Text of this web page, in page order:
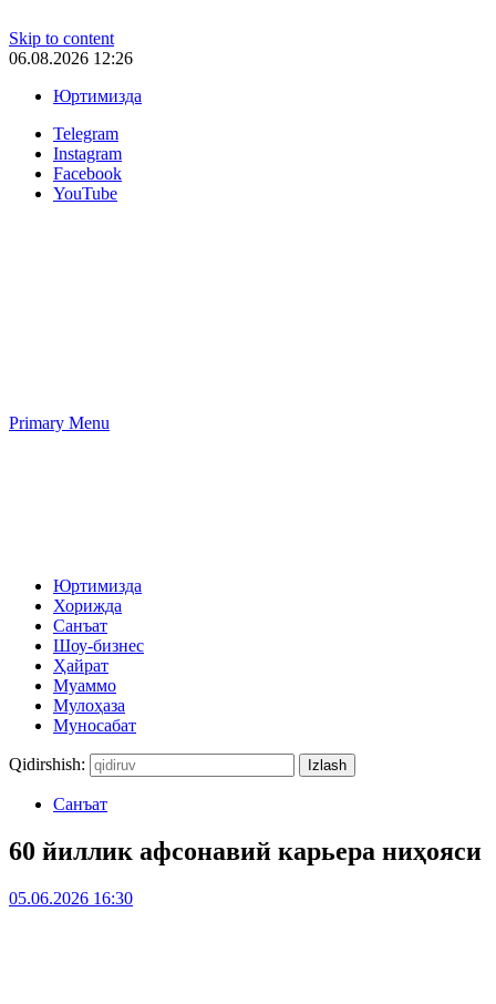
Skip to content
06.08.2026 12:26
Юртимизда
Telegram
Instagram
Facebook
YouTube
Primary Menu
Юртимизда
Хорижда
Санъат
Шоу-бизнес
Ҳайрат
Муаммо
Мулоҳаза
Муносабат
Qidirshish:
Санъат
60 йиллик афсонавий карьера ниҳояси
05.06.2026 16:30